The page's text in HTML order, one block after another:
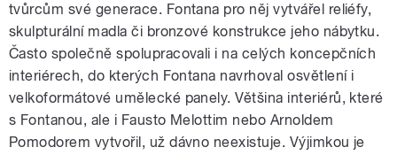
tvůrcům své generace. Fontana pro něj vytvářel reliéfy,
skulpturální madla či bronzové konstrukce jeho nábytku.
Často společně spolupracovali i na celých koncepčních
interiérech, do kterých Fontana navrhoval osvětlení i
velkoformátové umělecké panely. Většina interiérů, které
s Fontanou, ale i Fausto Melottim nebo Arnoldem
Pomodorem vytvořil, už dávno neexistuje. Výjimkou je